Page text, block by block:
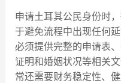
申请土耳其公民身份时
于避免流程中出现任何
必须提供完整的申请表
证明和婚姻状况等相关
常还需要财务稳定性、